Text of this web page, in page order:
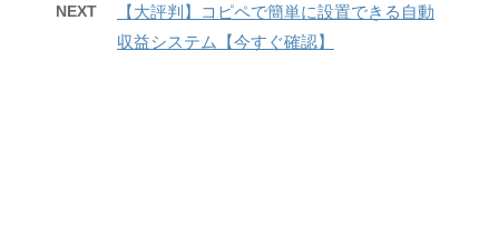
NEXT
【大評判】コピペで簡単に設置できる自動
収益システム【今すぐ確認】